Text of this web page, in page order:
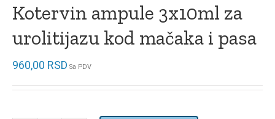
Kotervin ampule 3x10ml za
urolitijazu kod mačaka i pasa
960,00 RSD Sa PDV